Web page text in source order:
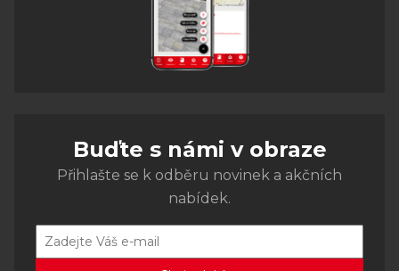
Buďte s námi v obraze
Přihlašte se k odběru novinek a akčních
nabídek.